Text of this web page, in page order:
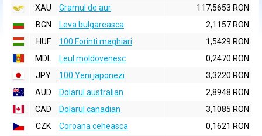
XAU
Gramul de aur
117,5653 RON
BGN
Leva bulgareasca
2,1157 RON
HUF
100 Forinti maghiari
1,5429 RON
MDL
Leul moldovenesc
0,2470 RON
JPY
100 Yeni japonezi
3,3220 RON
AUD
Dolarul australian
2,8948 RON
CAD
Dolarul canadian
3,1085 RON
CZK
Coroana ceheasca
0,1621 RON